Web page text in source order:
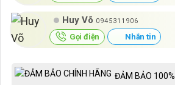
Huy Võ 0945311906
Gọi điện Nhắn tin
ĐẢM BẢO 100%